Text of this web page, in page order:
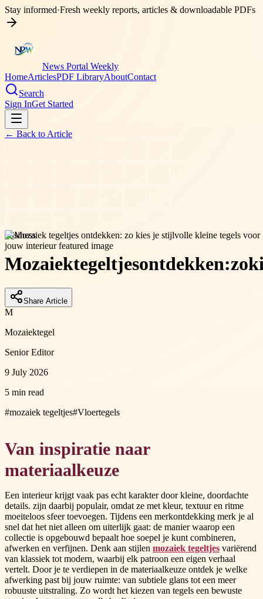
Stay informed·Fresh weekly reports, articles & downloadable PDFs
News Portal Weekly
HomeArticlesPDF LibraryAboutContact
Search
Sign InGet Started
← Back to Article
business
Mozaiektegeltjesontdekken:zo
Share Article
M
Mozaiektegel
Senior Editor
9 July 2026
5 min read
#mozaiek tegeltjes#Vloertegels
Van inspiratie naar
materiaalkeuze
Een interieur krijgt vaak pas echt karakter door kleine, doordachte
details. zijn daarbij populair, omdat ze met kleur, textuur en ritme
moeiteloos sfeer toevoegen. Tijdens een merkontdekking merk je al
snel dat het niet alleen om uiterlijk gaat: de manier waarop een
collectie is opgebouwd bepaalt hoe soepel je kunt combineren,
afwerken en verfijnen. Denk aan stijlen mozaiek tegeltjes variërend
van klassiek tot modern, waarbij elk patroon een eigen verhaal
vertelt. Door je te verdiepen in de materiaalkeuze ontdek je welke
afwerking past bij jouw ruimte: van subtiele glans tot een meer
robuuste uitstraling. Zo wordt het kiezen van tegels een bewuste